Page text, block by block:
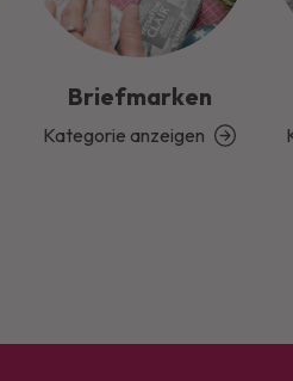
Briefmarken
Kategorie anzeigen